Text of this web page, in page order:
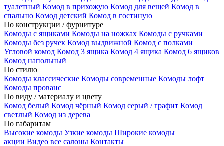
туалетный Комод в прихожую Комод для вещей Комод в
спальню Комод детский Комод в гостиную
По конструкции / фурнитуре
Комоды с ящиками Комоды на ножках Комоды с ручками
Комоды без ручек Комод выдвижной Комод с полками
Угловой комод Комод 3 ящика Комод 4 ящика Комод 6 ящиков
Комод напольный
По стилю
Комоды классические Комоды современные Комоды лофт
Комоды прованс
По виду / материалу и цвету
Комод белый Комод чёрный Комод серый / графит Комод
светлый Комод из дерева
По габаритам
Высокие комоды Узкие комоды Широкие комоды
акции Видео все салоны Контакты